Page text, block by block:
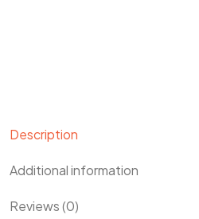
Description
Additional information
Reviews (0)